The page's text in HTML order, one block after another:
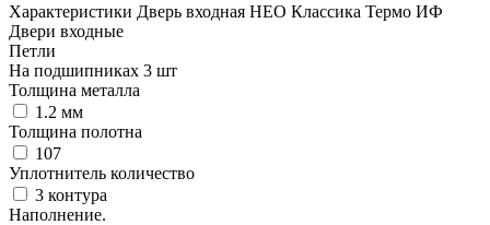
Характеристики Дверь входная НЕО Классика Термо ИФ
Двери входные
Петли
На подшипниках 3 шт
Толщина металла
1.2 мм
Толщина полотна
107
Уплотнитель количество
3 контура
Наполнение.